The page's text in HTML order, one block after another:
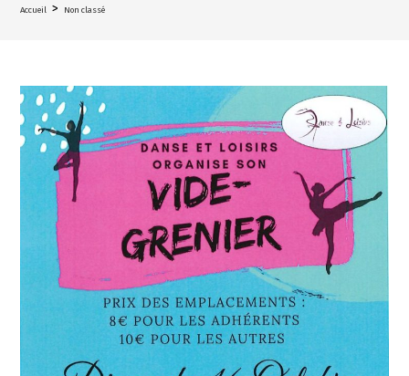
Accueil > Non classé